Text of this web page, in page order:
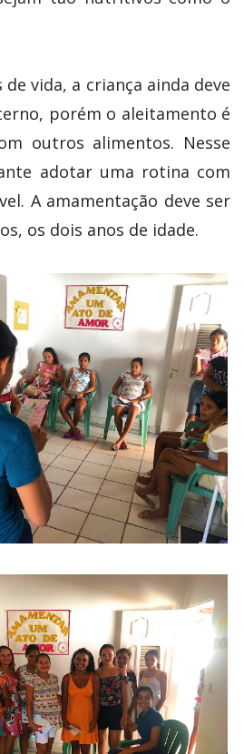
de vida, a criança ainda deve
porém o aleitamento é
outros alimentos. Nesse
adotar uma rotina com
A amamentação deve ser
os dois anos de idade.